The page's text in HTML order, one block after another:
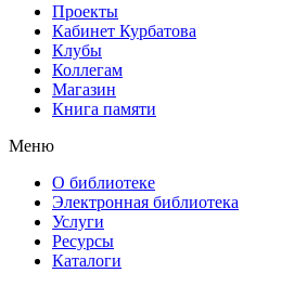
Проекты
Кабинет Курбатова
Клубы
Коллегам
Магазин
Книга памяти
Меню
О библиотеке
Электронная библиотека
Услуги
Ресурсы
Каталоги